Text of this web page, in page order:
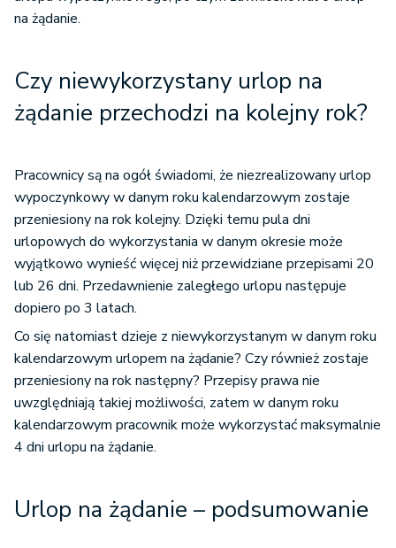
na żądanie.
Czy niewykorzystany urlop na
żądanie przechodzi na kolejny rok?
Pracownicy są na ogół świadomi, że niezrealizowany urlop
wypoczynkowy w danym roku kalendarzowym zostaje
przeniesiony na rok kolejny. Dzięki temu pula dni
urlopowych do wykorzystania w danym okresie może
wyjątkowo wynieść więcej niż przewidziane przepisami 20
lub 26 dni. Przedawnienie zaległego urlopu następuje
dopiero po 3 latach.
Co się natomiast dzieje z niewykorzystanym w danym roku
kalendarzowym urlopem na żądanie? Czy również zostaje
przeniesiony na rok następny? Przepisy prawa nie
uwzględniają takiej możliwości, zatem w danym roku
kalendarzowym pracownik może wykorzystać maksymalnie
4 dni urlopu na żądanie.
Urlop na żądanie – podsumowanie